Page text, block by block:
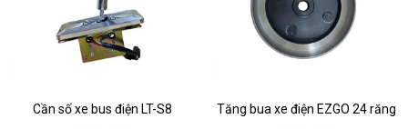
Cần số xe bus điện LT-S8 Tăng bua xe điện EZGO 24 răng